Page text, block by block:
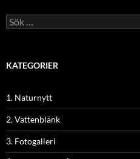
Sök
efter:
KATEGORIER
1. Naturnytt
2. Vattenblänk
3. Fotogalleri